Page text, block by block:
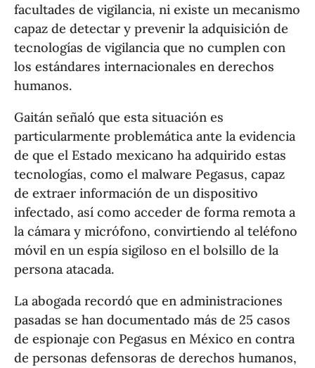
facultades de vigilancia, ni existe un mecanismo
capaz de detectar y prevenir la adquisición de
tecnologías de vigilancia que no cumplen con
los estándares internacionales en derechos
humanos.
Gaitán señaló que esta situación es
particularmente problemática ante la evidencia
de que el Estado mexicano ha adquirido estas
tecnologías, como el malware Pegasus, capaz
de extraer información de un dispositivo
infectado, así como acceder de forma remota a
la cámara y micrófono, convirtiendo al teléfono
móvil en un espía sigiloso en el bolsillo de la
persona atacada.
La abogada recordó que en administraciones
pasadas se han documentado más de 25 casos
de espionaje con Pegasus en México en contra
de personas defensoras de derechos humanos,